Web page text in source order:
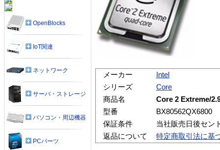
メーカー
Intel
シリーズ
Core
商品名
Core 2 Extreme/
型番
BX80562QX6800
保証条件
当社販売日後セン
返品について
特定商取引法に基
OpenBlocks
IoT関連
ネットワーク
サーバ・ストレージ
パソコン・周辺機器
PCパーツ